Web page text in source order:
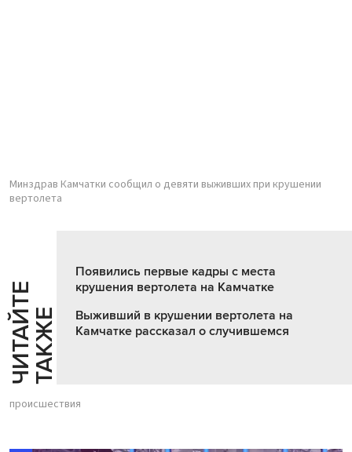
Минздрав Камчатки сообщил о девяти выживших при крушении
вертолета
Ч
И
Т
АЙ
Т
Е
Т
А
К
ЖЕ
Появились первые кадры с места
крушения вертолета на Камчатке
Выживший в крушении вертолета на
Камчатке рассказал о случившемся
происшествия